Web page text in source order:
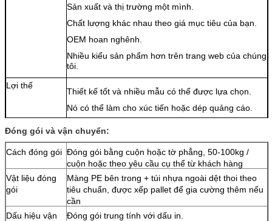
Sản xuất và thị trường một mình.
Chất lượng khác nhau theo giá mục tiêu của bạn.
OEM hoan nghênh.
Nhiều kiểu sản phẩm hơn trên trang web của chúng
tôi.
Lợi thế
Thiết kế tốt và nhiều mẫu có thể được lựa chọn.
Nó có thể làm cho xúc tiến hoặc dép quảng cáo.
hàng.
Giá cả hợp lý để làm cho hợp tác cùng có lợi.
Giao hàng nhanh chóng và dịch vụ tốt nhất.
Đóng gói và vận chuyển:
Cách đóng gói Đóng gói bằng cuộn hoặc tờ phẳng, 50-100kg /
cuộn hoặc theo yêu cầu cụ thể từ khách hàng
Vật liệu đóng
gói
Màng PE bên trong + túi nhựa ngoài dệt thoi theo
tiêu chuẩn, được xếp pallet để gia cường thêm nếu
cần
Dấu hiệu vận
Đóng gói trung tính với dấu in.